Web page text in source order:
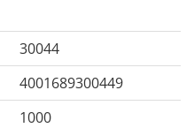
30044
4001689300449
1000